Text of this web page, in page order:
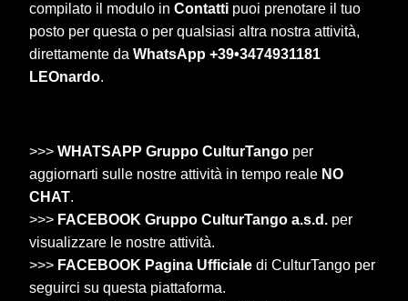
compilato il modulo inContatti puoi prenotare il tuo
posto per questa o per qualsiasi altra nostra attività,
direttamente da WhatsApp +39•3474931181
LEOnardo.
>>>WHATSAPP Gruppo CulturTango per
aggiornarti sulle nostre attività in tempo reale NO
CHAT.
>>> FACEBOOK Gruppo CulturTango a.s.d. per
visualizzare le nostre attività.
>>> FACEBOOK Pagina Ufficiale di CulturTango per
seguirci su questa piattaforma.